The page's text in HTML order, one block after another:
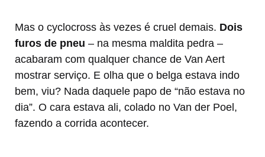
Mas o cyclocross às vezes é cruel demais. Dois
furos de pneu – na mesma maldita pedra –
acabaram com qualquer chance de Van Aert
mostrar serviço. E olha que o belga estava indo
bem, viu? Nada daquele papo de “não estava no
dia”. O cara estava ali, colado no Van der Poel,
fazendo a corrida acontecer.